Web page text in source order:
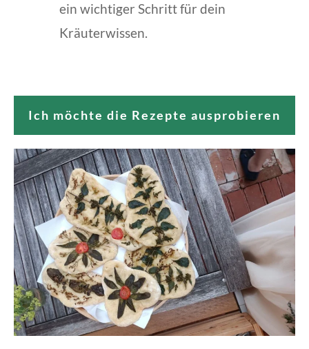
ein wichtiger Schritt für dein
Kräuterwissen.
Ich möchte die Rezepte ausprobieren